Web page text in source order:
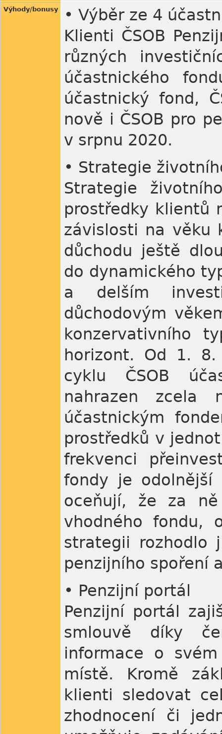
Výhody/bonusy
• Výběr ze 4
Klienti ČSOB
různých
účastnického
účastnický fond,
nově i ČSOB pro
v srpnu 2020.
• Strategie
Strategie
prostředky klientů
závislosti na věku
důchodu ještě
do dynamického
a delším
důchodovým
konzervativního
horizont. Od 1.
cyklu ČSOB
nahrazen zcela
účastnickým
prostředků v
frekvenci
fondy je odolnější
oceňují, že za
vhodného
strategii rozhodlo
penzijního spoření
• Penzijní portál
Penzijní portál
smlouvě díky
informace o
místě. Kromě
klienti sledovat
zhodnocení či